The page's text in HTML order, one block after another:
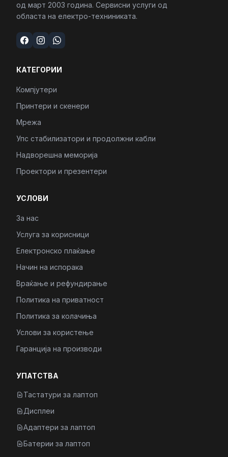
од март 2003 година. Сервисни услуги од
областа на електро-техниниката.
КАТЕГОРИИ
Компјутери
Принтери и скенери
Мрежа
Упс стабилизатори и продолжни кабли
Надворешна меморија
Проектори и презентери
УСЛОВИ
За нас
Услуга за корисници
Електронско плаќање
Начин на испорака
Враќање и рефундирање
Политика на приватност
Политика за колачиња
Услови за користење
Гаранција на производи
УПАТСТВА
Тастатури за лаптоп
Дисплеи
Адаптери за лаптоп
Батерии за лаптоп